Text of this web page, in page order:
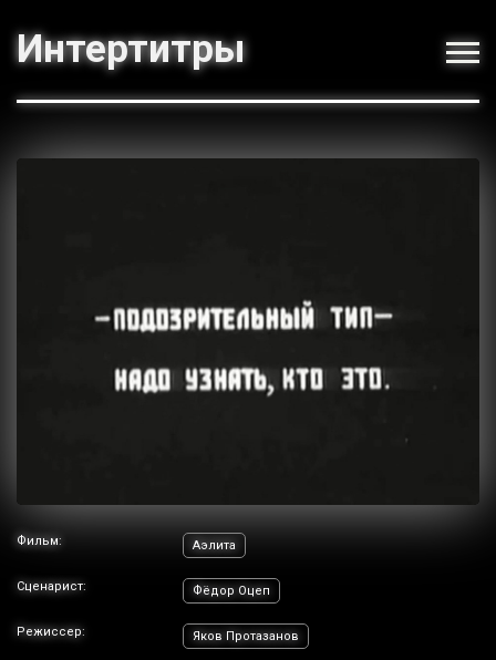
Интертитры
Фильм: Аэлита
Сценарист: Фёдор Оцеп
Режиссер: Яков Протазанов